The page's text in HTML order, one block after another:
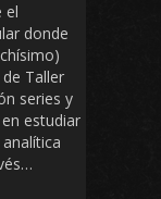
el
donde
Taller
series y
estudiar